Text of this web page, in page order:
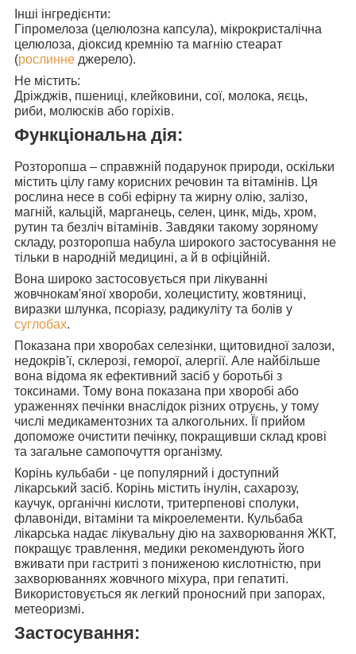
Інші інгредієнти:
Гіпромелоза (целюлозна капсула), мікрокристалічна
целюлоза, діоксид кремнію та магнію стеарат
(рослинне джерело).
Не містить:
Дріжджів, пшениці, клейковини, сої, молока, яєць,
риби, молюсків або горіхів.
Функціональна дія:
Розторопша – справжній подарунок природи, оскільки
містить цілу гаму корисних речовин та вітамінів. Ця
рослина несе в собі ефірну та жирну олію, залізо,
магній, кальцій, марганець, селен, цинк, мідь, хром,
рутин та безліч вітамінів. Завдяки такому зоряному
складу, розторопша набула широкого застосування не
тільки в народній медицині, а й в офіційній.
Вона широко застосовується при лікуванні
жовчнокам'яної хвороби, холециститу, жовтяниці,
виразки шлунка, псоріазу, радикуліту та болів у
суглобах.
Показана при хворобах селезінки, щитовидної залози,
недокрів'ї, склерозі, геморої, алергії. Але найбільше
вона відома як ефективний засіб у боротьбі з
токсинами. Тому вона показана при хворобі або
ураженнях печінки внаслідок різних отруєнь, у тому
числі медикаментозних та алкогольних. Її прийом
допоможе очистити печінку, покращивши склад крові
та загальне самопочуття організму.
Корінь кульбаби - це популярний і доступний
лікарський засіб. Корінь містить інулін, сахарозу,
каучук, органічні кислоти, тритерпенові сполуки,
флавоніди, вітаміни та мікроелементи. Кульбаба
лікарська надає лікувальну дію на захворювання ЖКТ,
покращує травлення, медики рекомендують його
вживати при гастриті з пониженою кислотністю, при
захворюваннях жовчного міхура, при гепатиті.
Використовується як легкий проносний при запорах,
метеоризмі.
Застосування: